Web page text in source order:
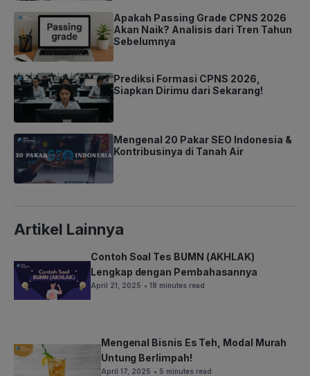
Apakah Passing Grade CPNS 2026
Akan Naik? Analisis dari Tren Tahun
Sebelumnya
Prediksi Formasi CPNS 2026,
Siapkan Dirimu dari Sekarang!
Mengenal 20 Pakar SEO Indonesia &
Kontribusinya di Tanah Air
Artikel Lainnya
Contoh Soal Tes BUMN (AKHLAK)
Lengkap dengan Pembahasannya
April 21, 2025 • 18 minutes read
Mengenal Bisnis Es Teh, Modal Murah
Untung Berlimpah!
April 17, 2025 • 5 minutes read